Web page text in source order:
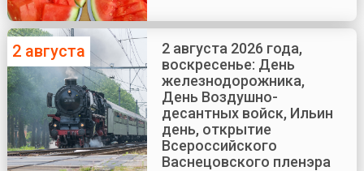
2 августа
2 августа 2026 года,
воскресенье: День
железнодорожника,
День Воздушно-
десантных войск, Ильин
день, открытие
Всероссийского
Васнецовского пленэра